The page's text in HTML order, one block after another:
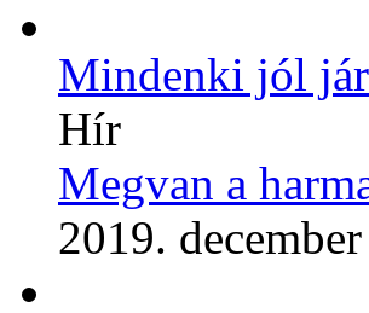
Mindenki jól
Hír
Megvan a
2019.